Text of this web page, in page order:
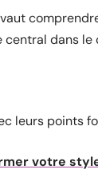
central dans
leurs points
votre